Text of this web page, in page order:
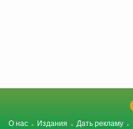
О нас Издания Дать рекламу